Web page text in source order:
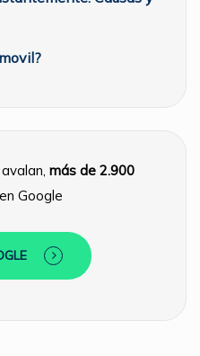
más de 2.900
Google